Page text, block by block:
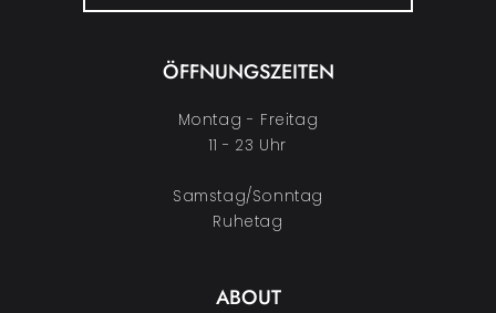
ÖFFNUNGSZEITEN
Montag - Freitag
11 - 23 Uhr
Samstag/Sonntag
Ruhetag
ABOUT